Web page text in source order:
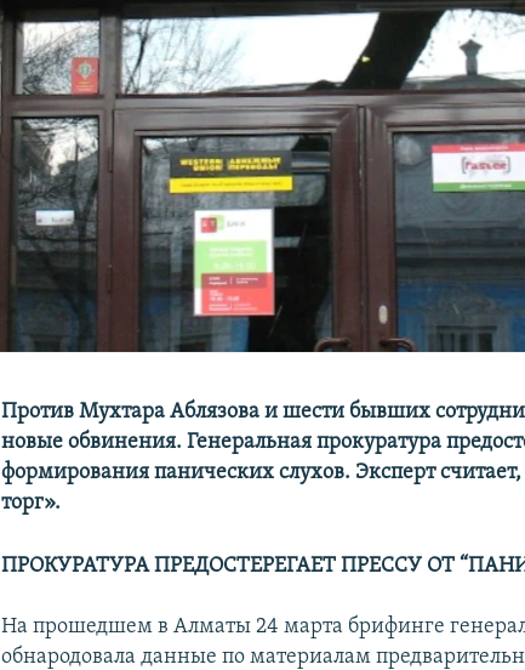
Против Мухтара Аблязова и шести бывших
новые обвинения. Генеральная прокуратура
формирования панических слухов. Эксперт
торг».
ПРОКУРАТУРА ПРЕДОСТЕРЕГАЕТ ПРЕССУ ОТ
На прошедшем в Алматы 24 марта брифинге
обнародовала данные по материалам